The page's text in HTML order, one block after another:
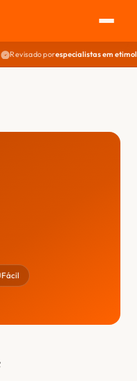
Revisado porespecialistas em
Fácil